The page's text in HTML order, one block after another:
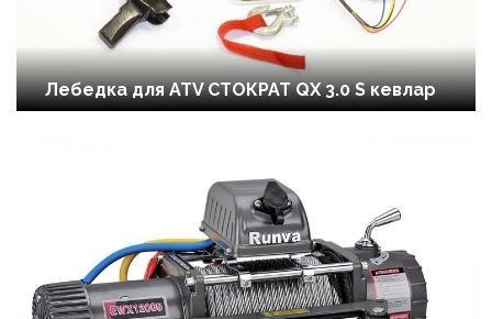
Лебедка для ATV СТОКРАТ QX 3.0 S кевлар